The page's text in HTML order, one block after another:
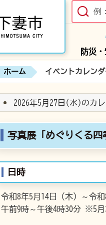
防災
ホーム イベントカレン
2026年5月27日(水)のカ
写真展「めぐりくる四
日時
令和8年5月14日（木）～令和
午前9時～午後4時30分 ※5